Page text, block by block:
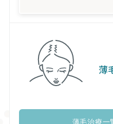
薄
薄毛治療一